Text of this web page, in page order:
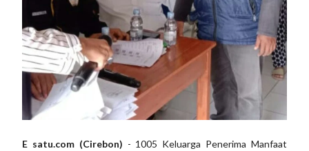
E satu.com (Cirebon) - 1005 Keluarga Penerima Manfaat